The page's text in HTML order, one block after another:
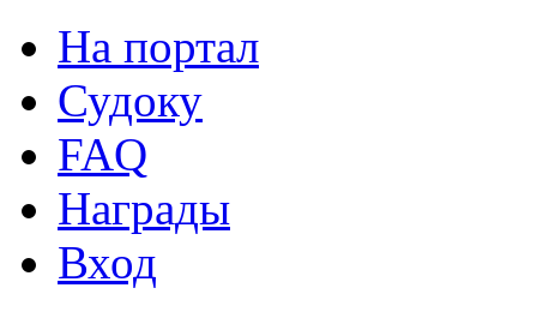
На портал
Судоку
FAQ
Награды
Вход